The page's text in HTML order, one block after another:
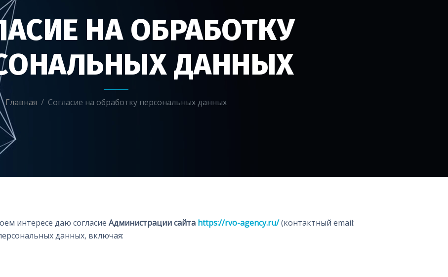
НА ОБРАБОТКУ
ДАННЫХ
Главная Согласие на обработку персональных данных
интересе даю согласие Администрации сайта https://rvo-agency.ru/(контактный email:
данных, включая: